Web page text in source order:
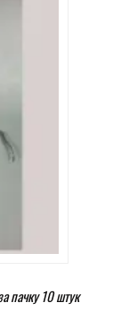
пачку 10 штук